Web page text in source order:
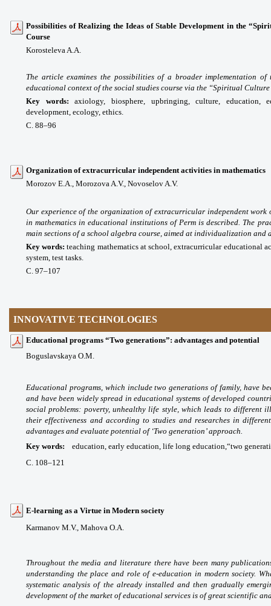
Possibilities of Realizing the Ideas of Stable Development in the
Course
Korosteleva A.A.
The article examines the possibilities of a broader implementation
educational context of the social studies course via the “Spiritual
Key words:axiology, biosphere, upbringing, culture, education,
development, ecology, ethics.
С. 88–96
Organization of extracurricular independent activities in mathematics
Morozov E.A., Morozova A.V., Novoselov A.V.
Our experience of the organization of extracurricular independent work
in mathematics in educational institutions of Perm is described. The
main sections of a school algebra course, aimed at individualization and
Key words:teaching mathematics at school, extracurricular educational
system, test tasks.
С. 97–107
INNOVATIVE TECHNOLOGIES
Educational programs “Two generations”: advantages and potential
Boguslavskaya O.M.
Educational programs, which include two generations of family, have
and have been widely spread in educational systems of developed
social problems: poverty, unhealthy life style, which leads to different
their effectiveness and according to studies and researches in
advantages and evaluate potential of ‘Two generation’ approach.
Key words: education, early education, life long education,“two
С. 108–121
E-learning as a Virtue in Modern society
Karmanov M.V., Mahova O.A.
Throughout the media and literature there have been many
understanding the place and role of e-education in modern society.
systematic analysis of the already installed and then gradually
development of the market of educational services is of great scientific